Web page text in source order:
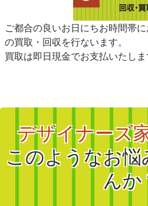
ご都合の良いお日にちお時間帯
の買取・回収を行ないます。
買取は即日現金でお支払いたしま
デザイナーズ
このようなお
んか